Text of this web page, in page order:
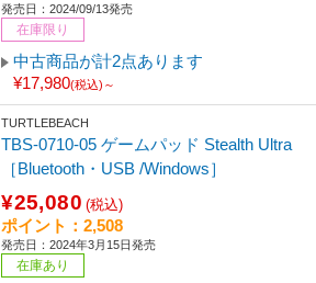
発売日：2024/09/13発売
在庫限り
中古商品が計2点あります
¥17,980(税込)～
TURTLEBEACH
TBS-0710-05 ゲームパッド Stealth Ultra
［Bluetooth・USB /Windows］
¥25,080 (税込)
ポイント：2,508
発売日：2024年3月15日発売
在庫あり